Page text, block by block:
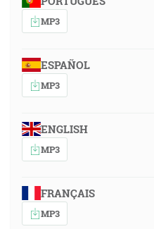
MP3
ESPAÑOL
MP3
ENGLISH
MP3
FRANÇAIS
MP3